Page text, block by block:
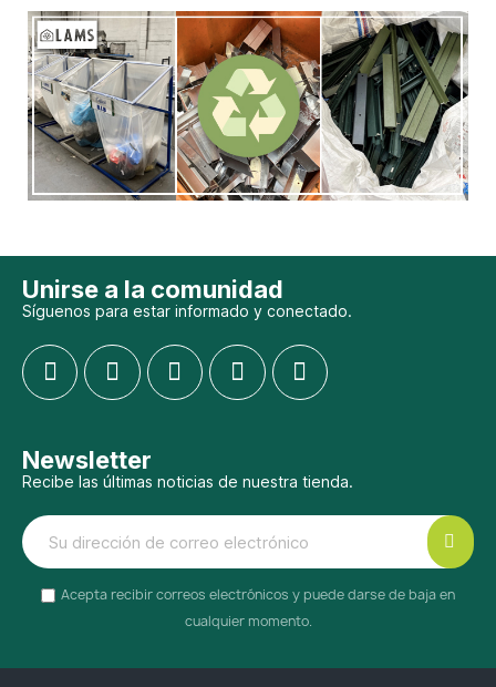
Unirse a la comunidad
Síguenos para estar informado y conectado.
Newsletter
Recibe las últimas noticias de nuestra tienda.
Acepta recibir correos electrónicos y puede darse de baja en
cualquier momento.